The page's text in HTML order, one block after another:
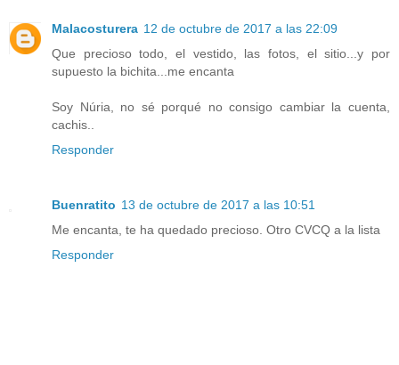
Malacosturera 12 de octubre de 2017 a las 22:09
Que precioso todo, el vestido, las fotos, el sitio...y por
supuesto la bichita...me encanta
Soy Núria, no sé porqué no consigo cambiar la cuenta,
cachis..
Responder
Buenratito 13 de octubre de 2017 a las 10:51
Me encanta, te ha quedado precioso. Otro CVCQ a la lista
Responder